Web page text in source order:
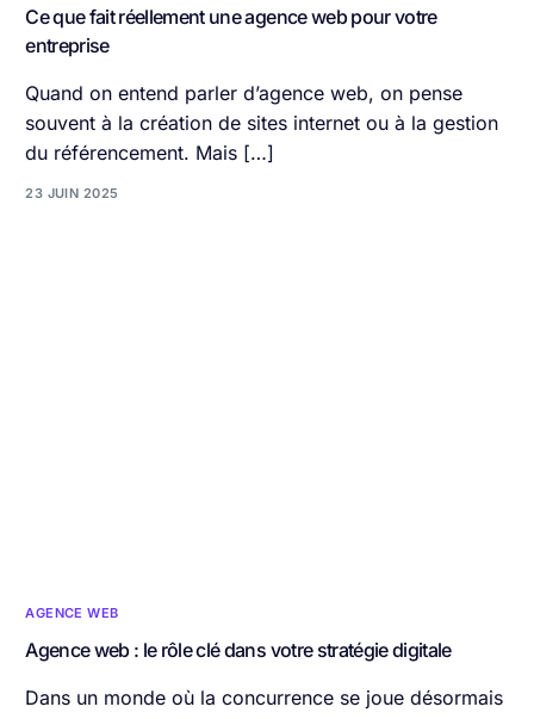
Ce que fait réellement une agence web pour votre
entreprise
Quand on entend parler d’agence web, on pense
souvent à la création de sites internet ou à la gestion
du référencement. Mais […]
23 JUIN 2025
AGENCE WEB
Agence web : le rôle clé dans votre stratégie digitale
Dans un monde où la concurrence se joue désormais